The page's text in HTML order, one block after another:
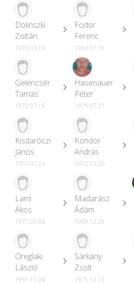
Dolinszki
Zoltán
1975.03.19
Fodor
Ferenc
1963.07.19
Gelencsér
Tamás
1972.07.15
Hasenauer
Péter
1975.07.27
Kisdaróczi
János
1957.07.23
Kondor
András
1972.03.26
Lami
Ákos
1977.05.06
Madarász
Ádám
1989.12.29
Öreglaki
László
1961.11.04
Sárkány
Zsolt
1975.12.15